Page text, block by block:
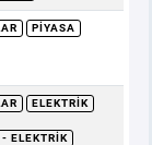
PIYASA
ELEKTRIK
ELEKTRIK